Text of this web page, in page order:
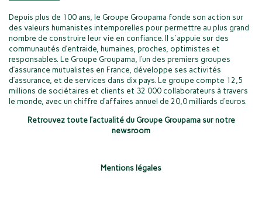
Depuis plus de 100 ans, le Groupe Groupama fonde son action sur
des valeurs humanistes intemporelles pour permettre au plus grand
nombre de construire leur vie en confiance. Il s'appuie sur des
communautés d’entraide, humaines, proches, optimistes et
responsables. Le Groupe Groupama, l’un des premiers groupes
d’assurance mutualistes en France, développe ses activités
d’assurance, et de services dans dix pays. Le groupe compte 12,5
millions de sociétaires et clients et 32 000 collaborateurs à travers
le monde, avec un chiffre d’affaires annuel de 20,0 milliards d’euros.
Retrouvez toute l’actualité du Groupe Groupama sur notre
newsroom
Mentions légales